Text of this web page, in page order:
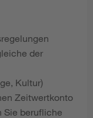
der
Kultur)
Zeitwertkonto
Sie berufliche